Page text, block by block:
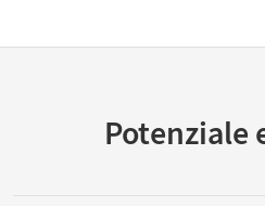
Potenziale